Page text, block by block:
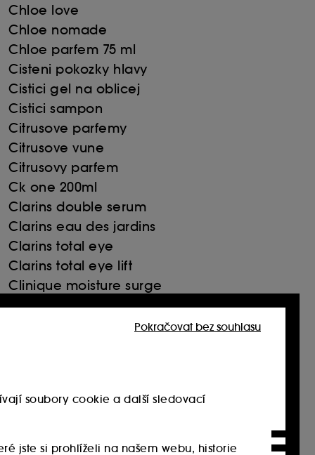
Chloe love
Chloe nomade
Chloe parfem 75 ml
Cisteni pokozky hlavy
Cistici gel na oblicej
Cistici sampon
Citrusove parfemy
Citrusove vune
Citrusovy parfem
Ck one 200ml
Clarins double serum
Clarins eau des jardins
Clarins total eye
Clarins total eye lift
Clinique moisture surge
Coco chanel vune
Dkny be delicious
soubory cookie a další sledovací
jste si prohlíželi na našem webu, historie
Pokračovat bez souhlasu